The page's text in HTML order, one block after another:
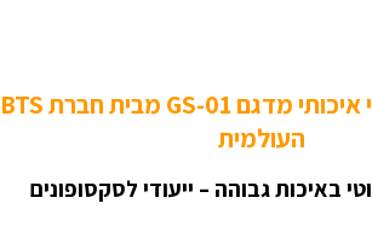
מיקרופון אלחוטי איכותי מדגם GS-01 מבית חברת BTS
העולמית
באיכות גבוהה – ייעודי לסקסופונים